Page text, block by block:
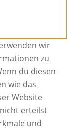
wir
zu
du diesen
wie das
Website
erteilst
und